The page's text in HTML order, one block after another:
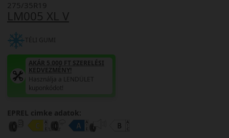
LM005 XL V
275/35R19
TÉLI GUMI
AKÁR 5.000 FT SZERELÉSI
KEDVEZMÉNY!
Használja a LENDÜLET
kuponkódot!
EPREL cimke adatok: